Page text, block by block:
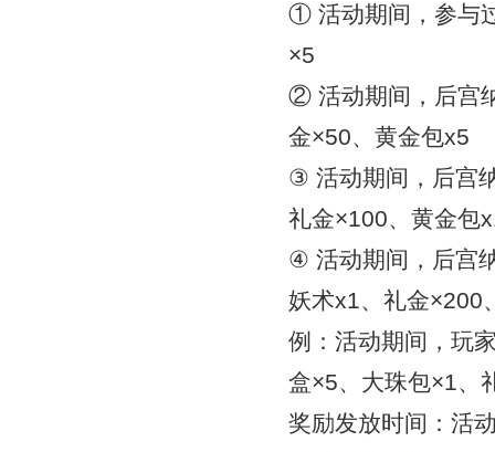
① 活动期间，参与
×5
② 活动期间，后宫
金×50、黄金包x5
③ 活动期间，后宫
礼金×100、黄金包
④ 活动期间，后宫
妖术x1、礼金×200
例：活动期间，玩
盒×5、大珠包×1、
奖励发放时间：活